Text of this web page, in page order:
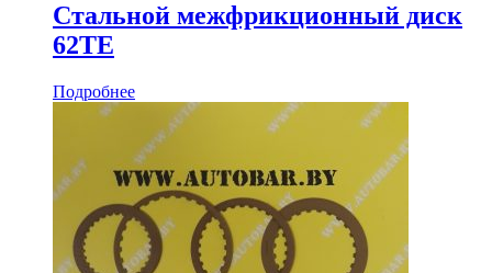
Стальной межфрикционный диск
62TE
Подробнее